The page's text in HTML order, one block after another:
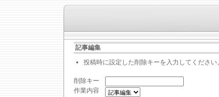
記事編集
投稿時に設定した削除キーを入力してください
削除キー
作業内容